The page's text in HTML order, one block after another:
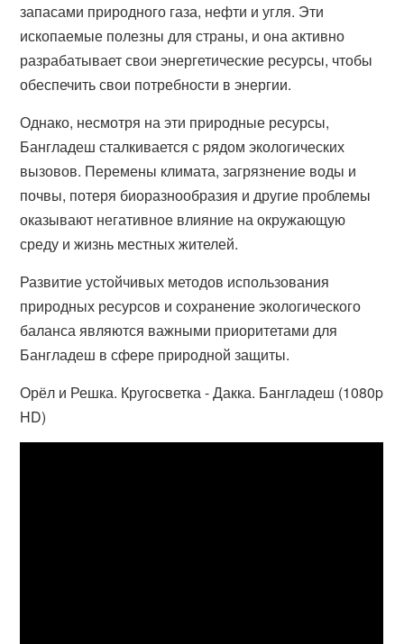
запасами природного газа, нефти и угля. Эти
ископаемые полезны для страны, и она активно
разрабатывает свои энергетические ресурсы, чтобы
обеспечить свои потребности в энергии.
Однако, несмотря на эти природные ресурсы,
Бангладеш сталкивается с рядом экологических
вызовов. Перемены климата, загрязнение воды и
почвы, потеря биоразнообразия и другие проблемы
оказывают негативное влияние на окружающую
среду и жизнь местных жителей.
Развитие устойчивых методов использования
природных ресурсов и сохранение экологического
баланса являются важными приоритетами для
Бангладеш в сфере природной защиты.
Орёл и Решка. Кругосветка - Дакка. Бангладеш (1080p
HD)